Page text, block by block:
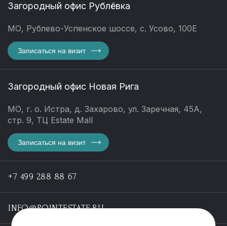
Загородный офис Рублёвка
МО, Рублево-Успенское шоссе, с. Усово, 100Е
Записаться на визит
Загородный офис Новая Рига
МО, г. о. Истра, д. Захарово, ул. Заречная, 45А,
стр. 9, ТЦ Estate Mall
Записаться на визит
+7 499 288 88 67
INFO@POINTESTATE.RU